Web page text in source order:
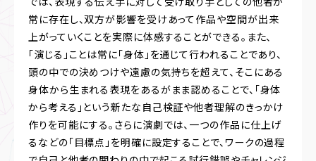
常に存在し、双方が影響を受けあって作品や空間が出来
上がっていくことを実際に体感することができる。また、
「演じる」ことは常に「身体」を通じて行われることであり、
頭の中での決めつけや遠慮の気持ちを超えて、そこにある
身体から生まれる表現をあるがまま認めることで、「身体
から考える」という新たな自己検証や他者理解のきっかけ
作りを可能にする。さらに演劇では、一つの作品に仕上げ
るなどの「目標点」を明確に設定することで、ワークの過程